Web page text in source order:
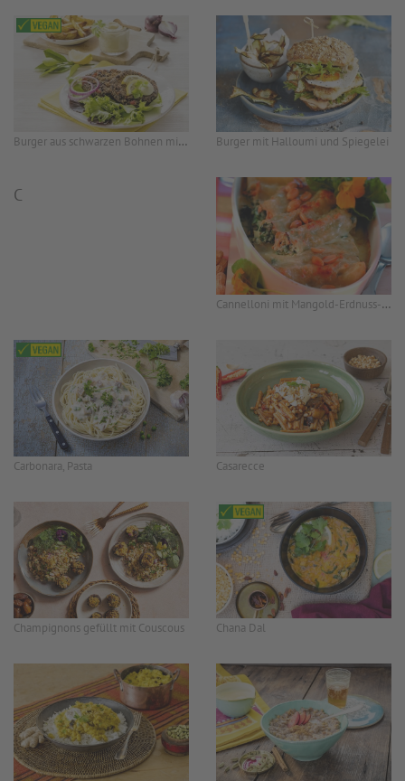
Burger aus schwarzen Bohnen mit Kartoffelspalten Burger mit Halloumi und Spiegelei
C
Cannelloni mit Mangold-Erdnuss-Füllung
Carbonara, Pasta Casarecce
Champignons gefüllt mit Couscous Chana Dal